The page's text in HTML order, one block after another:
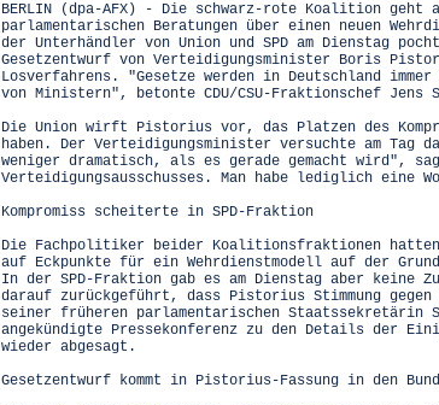
BERLIN (dpa-AFX) - Die schwarz-rote Koalition geht
parlamentarischen Beratungen über einen neuen
der Unterhändler von Union und SPD am Dienstag
Gesetzentwurf von Verteidigungsminister Boris
Losverfahrens. "Gesetze werden in Deutschland
von Ministern", betonte CDU/CSU-Fraktionschef Jens
Die Union wirft Pistorius vor, das Platzen des
haben. Der Verteidigungsminister versuchte am
weniger dramatisch, als es gerade gemacht wird",
Verteidigungsausschusses. Man habe lediglich eine
Kompromiss scheiterte in SPD-Fraktion
Die Fachpolitiker beider Koalitionsfraktionen hatten
auf Eckpunkte für ein Wehrdienstmodell auf der
In der SPD-Fraktion gab es am Dienstag aber keine
darauf zurückgeführt, dass Pistorius Stimmung gegen
seiner früheren parlamentarischen Staatssekretärin
angekündigte Pressekonferenz zu den Details der
wieder abgesagt.
Gesetzentwurf kommt in Pistorius-Fassung in den